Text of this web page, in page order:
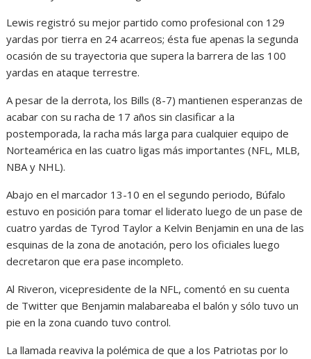
Lewis registró su mejor partido como profesional con 129
yardas por tierra en 24 acarreos; ésta fue apenas la segunda
ocasión de su trayectoria que supera la barrera de las 100
yardas en ataque terrestre.
A pesar de la derrota, los Bills (8-7) mantienen esperanzas de
acabar con su racha de 17 años sin clasificar a la
postemporada, la racha más larga para cualquier equipo de
Norteamérica en las cuatro ligas más importantes (NFL, MLB,
NBA y NHL).
Abajo en el marcador 13-10 en el segundo periodo, Búfalo
estuvo en posición para tomar el liderato luego de un pase de
cuatro yardas de Tyrod Taylor a Kelvin Benjamin en una de las
esquinas de la zona de anotación, pero los oficiales luego
decretaron que era pase incompleto.
Al Riveron, vicepresidente de la NFL, comentó en su cuenta
de Twitter que Benjamin malabareaba el balón y sólo tuvo un
pie en la zona cuando tuvo control.
La llamada reaviva la polémica de que a los Patriotas por lo